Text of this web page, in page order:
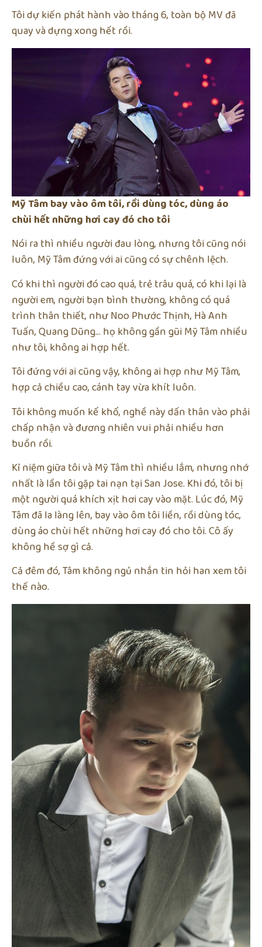
Tôi dự kiến phát hành vào tháng 6, toàn bộ MV đã
quay và dựng xong hết rồi.
Mỹ Tâm bay vào ôm tôi, rồi dùng tóc, dùng áo
chùi hết những hơi cay đó cho tôi
Nói ra thì nhiều người đau lòng, nhưng tôi cũng nói
luôn, Mỹ Tâm đứng với ai cũng có sự chênh lệch.
Có khi thì người đó cao quá, trẻ trâu quá, có khi lại là
người em, người bạn bình thường, không có quá
trình thân thiết, như Noo Phước Thịnh, Hà Anh
Tuấn, Quang Dũng… họ không gần gũi Mỹ Tâm nhiều
như tôi, không ai hợp hết.
Tôi đứng với ai cũng vậy, không ai hợp như Mỹ Tâm,
hợp cả chiều cao, cánh tay vừa khít luôn.
Tôi không muốn kể khổ, nghề này dấn thân vào phải
chấp nhận và đương nhiên vui phải nhiều hơn
buồn rồi.
Kỉ niệm giữa tôi và Mỹ Tâm thì nhiều lắm, nhưng nhớ
nhất là lần tôi gặp tai nạn tại San Jose. Khi đó, tôi bị
một người quá khích xịt hơi cay vào mặt. Lúc đó, Mỹ
Tâm đã la làng lên, bay vào ôm tôi liền, rồi dùng tóc,
dùng áo chùi hết những hơi cay đó cho tôi. Cô ấy
không hề sợ gì cả.
Cả đêm đó, Tâm không ngủ nhắn tin hỏi han xem tôi
thế nào.